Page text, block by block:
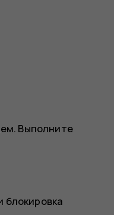
Выполните
блокировка